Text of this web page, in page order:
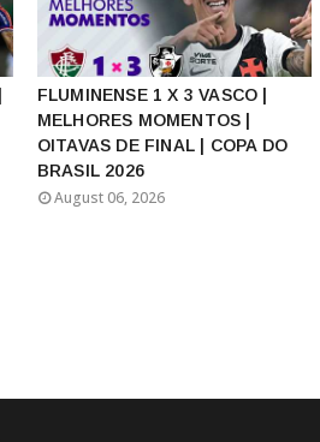
FLUMINENSE 1 X 3 VASCO |
MELHORES MOMENTOS |
OITAVAS DE FINAL | COPA DO
BRASIL 2026
August 06, 2026